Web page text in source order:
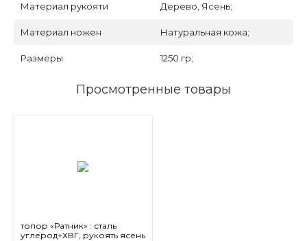
Материал рукояти Дерево, Ясень;
Материал ножен Натуральная кожа;
Размеры 1250 гр;
Просмотренные товары
топор «Ратник» : сталь
углерод+ХВГ, рукоять ясень